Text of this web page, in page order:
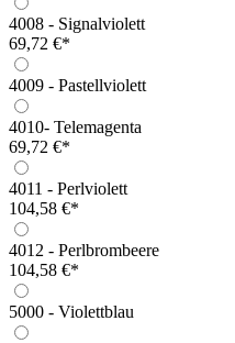
4008 - Signalviolett
69,72 €*
4009 - Pastellviolett
4010- Telemagenta
69,72 €*
4011 - Perlviolett
104,58 €*
4012 - Perlbrombeere
104,58 €*
5000 - Violettblau